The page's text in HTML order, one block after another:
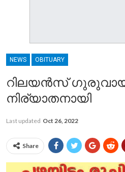
NEWS OBITUARY
റിലയൻസ്
നിര്യാതനായി
Last updated Oct 26, 2022
Share